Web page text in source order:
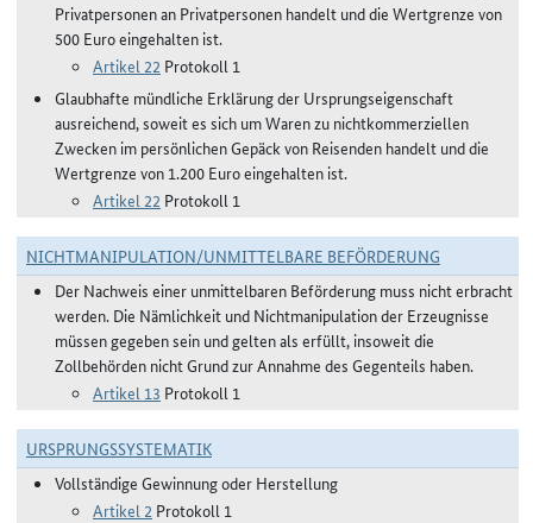
Privatpersonen an Privatpersonen handelt und die Wertgrenze von
500 Euro eingehalten ist.
Artikel 22 Protokoll 1
Glaubhafte mündliche Erklärung der Ursprungseigenschaft
ausreichend, soweit es sich um Waren zu nichtkommerziellen
Zwecken im persönlichen Gepäck von Reisenden handelt und die
Wertgrenze von 1.200 Euro eingehalten ist.
Artikel 22 Protokoll 1
NICHTMANIPULATION/UNMITTELBARE BEFÖRDERUNG
Der Nachweis einer unmittelbaren Beförderung muss nicht erbracht
werden. Die Nämlichkeit und Nichtmanipulation der Erzeugnisse
müssen gegeben sein und gelten als erfüllt, insoweit die
Zollbehörden nicht Grund zur Annahme des Gegenteils haben.
Artikel 13 Protokoll 1
URSPRUNGSSYSTEMATIK
Vollständige Gewinnung oder Herstellung
Artikel 2 Protokoll 1